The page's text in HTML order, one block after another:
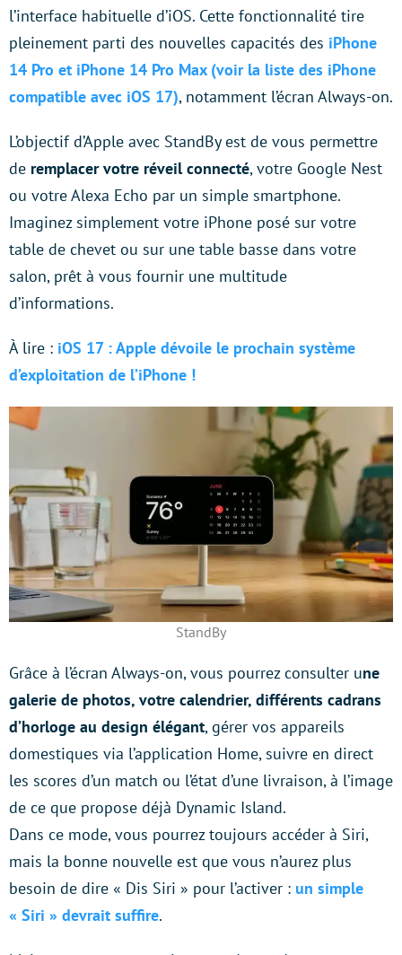
l’interface habituelle d’iOS. Cette fonctionnalité tire
pleinement parti des nouvelles capacités des iPhone
14 Pro et iPhone 14 Pro Max (voir la liste des iPhone
compatible avec iOS 17), notamment l’écran Always-on.
L’objectif d’Apple avec StandBy est de vous permettre
de remplacer votre réveil connecté, votre Google Nest
ou votre Alexa Echo par un simple smartphone.
Imaginez simplement votre iPhone posé sur votre
table de chevet ou sur une table basse dans votre
salon, prêt à vous fournir une multitude
d’informations.
À lire : iOS 17 : Apple dévoile le prochain système
d’exploitation de l’iPhone !
StandBy
Grâce à l’écran Always-on, vous pourrez consulter une
galerie de photos, votre calendrier, différents cadrans
d’horloge au design élégant, gérer vos appareils
domestiques via l’application Home, suivre en direct
les scores d’un match ou l’état d’une livraison, à l’image
de ce que propose déjà Dynamic Island.
Dans ce mode, vous pourrez toujours accéder à Siri,
mais la bonne nouvelle est que vous n’aurez plus
besoin de dire « Dis Siri » pour l’activer : un simple
« Siri » devrait suffire.